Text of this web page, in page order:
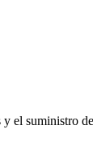
el suministro